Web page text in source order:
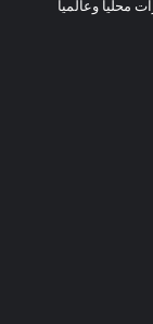
محلياً وعالمياً